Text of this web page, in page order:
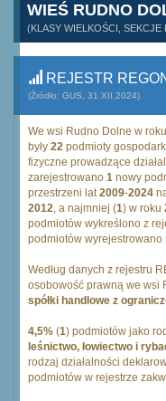
WIEŚ RUDNO
(KLASY WIELKOŚCI, SEKCJE
REJESTR
(Źródło: GUS, 31.XII.2024)
We wsi Rudno Dolne w
były 22 podmioty
fizyczne prowadzące
zarejestrowano 1 nowy
przestrzeni lat2009-2024
2012, a najmniej (1) w roku
podmiotów wykreślono z
podmiotów wyrejestrowano
Według danych z rejestru
osobowość prawną we wsi
spółki handlowe z
4,5% (1) podmiotów jako
leśnictwo, łowiectwo i
rodzaj działalności
podmiotów w rejestrze